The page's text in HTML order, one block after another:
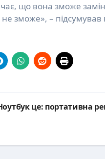
що вона зможе
зможе», – підсумував
це: портативна